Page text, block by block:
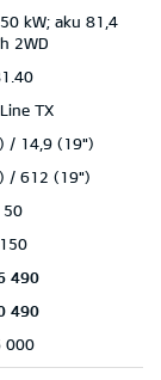
kW; aku 81,4
2WD
TX
/ 14,9 (19")
/ 612 (19")
50
150
490
490
000